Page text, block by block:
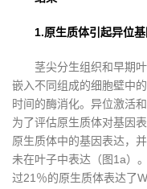
1.原生质体引起异位
茎尖分生组织和早期
嵌入不同组成的细胞壁中
时间的酶消化。异位激活
为了评估原生质体对基因
原生质体中的基因表达，
未在叶子中表达（图1a）
过21％的原生质体表达了